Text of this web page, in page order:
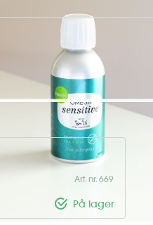
3-tilskud er den
fordelene ved en fiskeolie af
• Fremmer sundhed og
Art. nr. 669
På lager